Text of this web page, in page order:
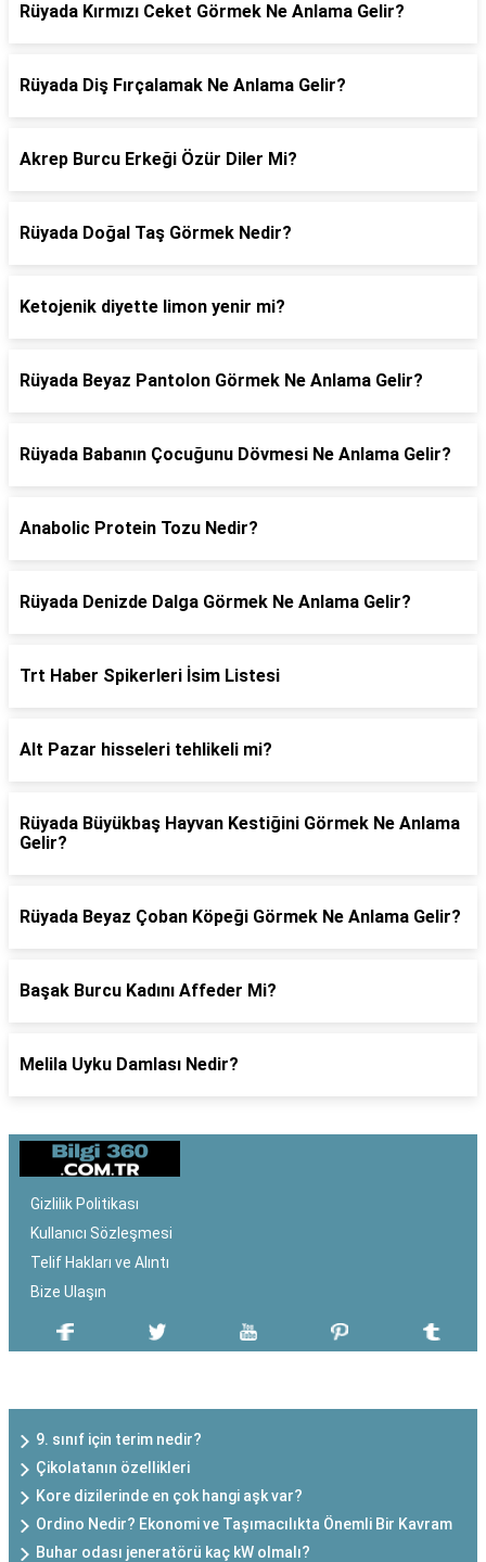
Rüyada Kırmızı Ceket Görmek Ne Anlama Gelir?
Rüyada Diş Fırçalamak Ne Anlama Gelir?
Akrep Burcu Erkeği Özür Diler Mi?
Rüyada Doğal Taş Görmek Nedir?
Ketojenik diyette limon yenir mi?
Rüyada Beyaz Pantolon Görmek Ne Anlama Gelir?
Rüyada Babanın Çocuğunu Dövmesi Ne Anlama Gelir?
Anabolic Protein Tozu Nedir?
Rüyada Denizde Dalga Görmek Ne Anlama Gelir?
Trt Haber Spikerleri İsim Listesi
Alt Pazar hisseleri tehlikeli mi?
Rüyada Büyükbaş Hayvan Kestiğini Görmek Ne Anlama
Gelir?
Rüyada Beyaz Çoban Köpeği Görmek Ne Anlama Gelir?
Başak Burcu Kadını Affeder Mi?
Melila Uyku Damlası Nedir?
Gizlilik Politikası
Kullanıcı Sözleşmesi
Telif Hakları ve Alıntı
Bize Ulaşın
9. sınıf için terim nedir?
Çikolatanın özellikleri
Kore dizilerinde en çok hangi aşk var?
Ordino Nedir? Ekonomi ve Taşımacılıkta Önemli Bir Kavram
Buhar odası jeneratörü kaç kW olmalı?